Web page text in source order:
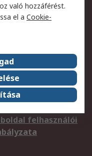
szállítás
értékesítési
biztonság
felhasználói
való hozzáférést.
el a Cookie-